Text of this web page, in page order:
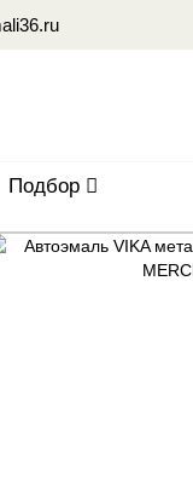
Подбор